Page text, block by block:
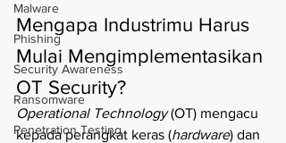
Malware
Phishing
Security Awareness
Ransomware
Penetration Testing
Mengapa Industrimu Harus
Mulai Mengimplementasikan
OT Security?
Operational Technology (OT) mengacu
kepada perangkat keras (hardware) dan